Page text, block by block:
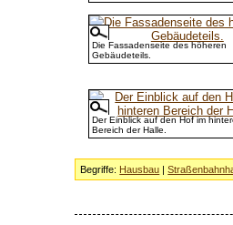
Die Fassadenseite des höheren
Gebäudeteils.
Der Einblick auf den Hof im
Bereich der Halle.
Begriffe: Hausbau |